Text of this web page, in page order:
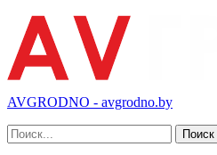
AVGRODNO - avgrodno.by